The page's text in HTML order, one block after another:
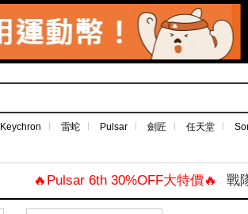
Keychron 雷蛇 Pulsar 劍匠 任天堂
🔥Pulsar 6th 30%OFF大特價🔥 戰